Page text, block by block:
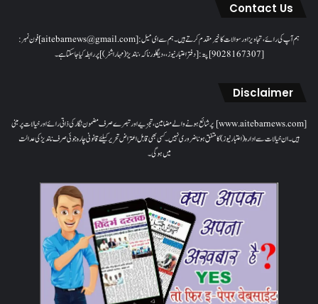
Contact Us
ہم آپ کی رائے، تجاویز اور سوالات کا خیرمقدم کرتے ہیں۔ ہم سےای میل: [aitebarnews@gmail.com]فون نمبر:
[9028167307]پتہ: [دفتر اعتبار نیوز، ، دیگلور ناکہ، ناندیڑ(مہاراشٹر) ] پر رابطہ کیا جاسکتا ہے۔
Disclaimer
[www.aitebarnews.com] پر شائع ہونے والے مضامین، تجزیے اور تبصرے صرف مضمون نگار کی ذاتی رائے اور خیالات پر مبنی
ہیں۔ ان خیالات سے ادارہ (اعتبار نیوز) کا متفق ہونا ضروری نہیں۔ کسی بھی قابل اعتراض تحریر کیلئے قانونی چارہ جوئی صرف ناندیڑ کی عدالت
میں ہوگی۔